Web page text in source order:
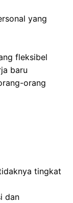
yang
fleksibel
baru
orang
tingkat
dan